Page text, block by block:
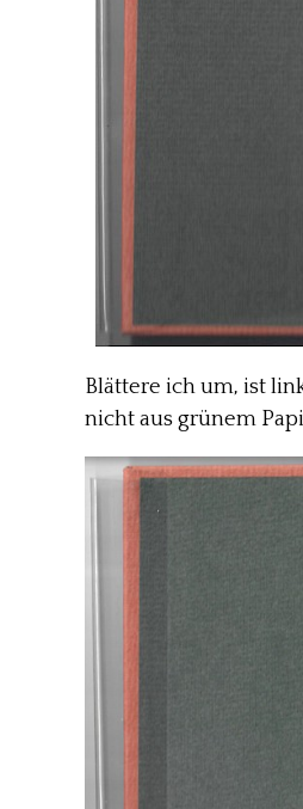
Blättere ich um, ist
nicht aus grünem